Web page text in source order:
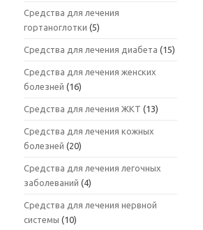
Средства для лечения
гортаноглотки (5)
Средства для лечения диабета (15)
Средства для лечения женских
болезней (16)
Средства для лечения ЖКТ (13)
Средства для лечения кожных
болезней (20)
Средства для лечения легочных
заболеваний (4)
Средства для лечения нервной
системы (10)